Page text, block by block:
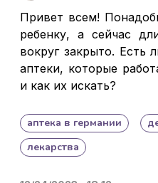
Привет всем!
ребенку, а сейчас
вокруг закрыто.
аптеки, которые
и как их искать?
аптека в германии
лекарства